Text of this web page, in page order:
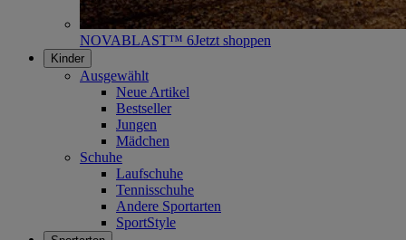
NOVABLAST™ 6Jetzt shoppen
Kinder
Ausgewählt
Neue Artikel
Bestseller
Jungen
Mädchen
Schuhe
Laufschuhe
Tennisschuhe
Andere Sportarten
SportStyle